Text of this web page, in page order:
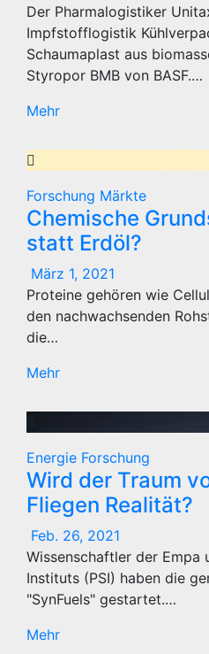
Der Pharmalogistiker
Impfstofflogistik
Schaumaplast aus
Styropor BMB von BASF.…
Mehr
Forschung Märkte
Chemische
statt Erdöl?
März 1, 2021
Proteine gehören wie
den nachwachsenden
die…
Mehr
Energie Forschung
Wird der Traum
Fliegen Realität?
Feb. 26, 2021
Wissenschaftler der Empa
Instituts (PSI) haben die
"SynFuels" gestartet.…
Mehr